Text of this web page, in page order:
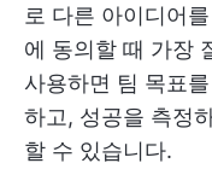
로 다른 아이디어
에 동의할 때 가장
사용하면 팀 목표
하고, 성공을 측정
할 수 있습니다.